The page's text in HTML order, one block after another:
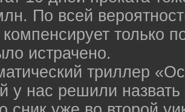
По всей
только
истрачено.
триллер
у нас решили